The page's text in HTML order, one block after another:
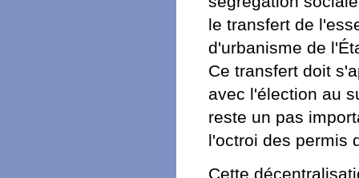
le transfert de
d'urbanisme de
Ce transfert doit
avec l'élection au
reste un pas
l'octroi des permis
Cette